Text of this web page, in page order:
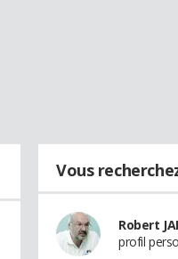
Vous
Robert
profil